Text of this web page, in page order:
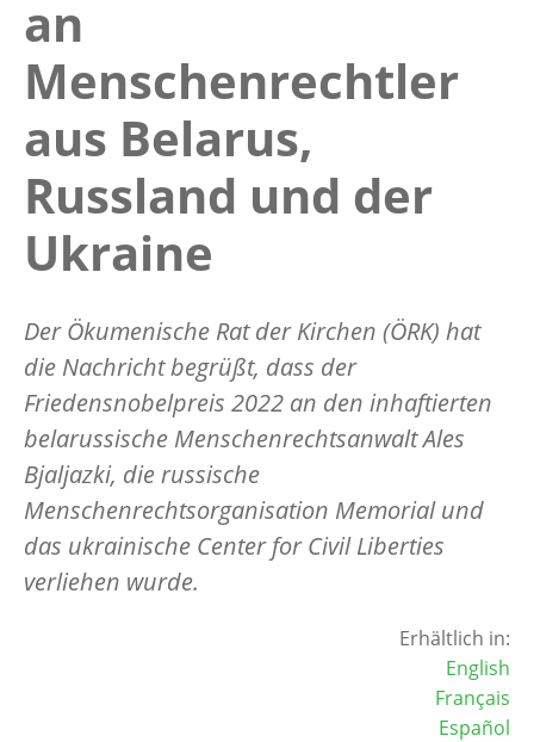
an
Menschenrechtler
aus Belarus,
Russland und der
Ukraine
Der Ökumenische Rat der Kirchen (ÖRK) hat
die Nachricht begrüßt, dass der
Friedensnobelpreis 2022 an den inhaftierten
belarussische Menschenrechtsanwalt Ales
Bjaljazki, die russische
Menschenrechtsorganisation Memorial und
das ukrainische Center for Civil Liberties
verliehen wurde.
Erhältlich in:
English
Français
Español